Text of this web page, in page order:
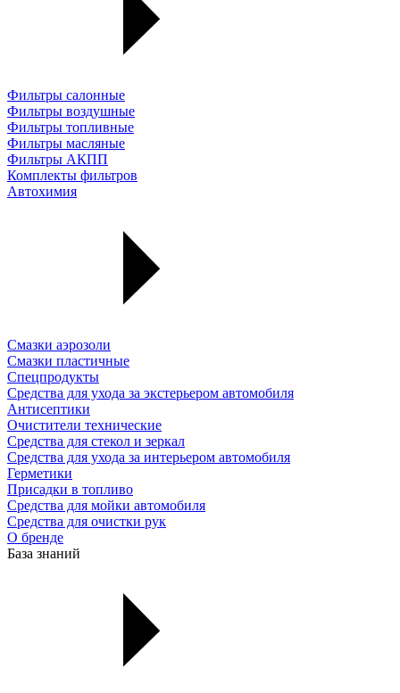
Фильтры салонные
Фильтры воздушные
Фильтры топливные
Фильтры масляные
Фильтры АКПП
Комплекты фильтров
Автохимия
Смазки аэрозоли
Смазки пластичные
Спецпродукты
Средства для ухода за экстерьером автомобиля
Антисептики
Очистители технические
Средства для стекол и зеркал
Средства для ухода за интерьером автомобиля
Герметики
Присадки в топливо
Средства для мойки автомобиля
Средства для очистки рук
О бренде
База знаний